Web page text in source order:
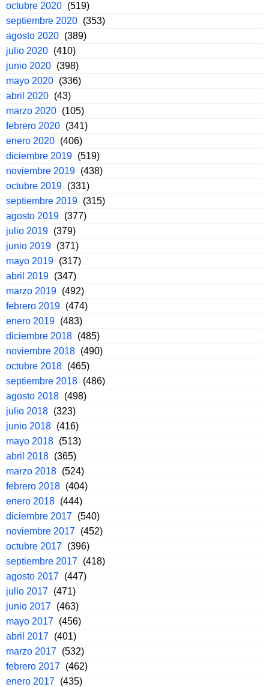
octubre 2020 (519)
septiembre 2020 (353)
agosto 2020 (389)
julio 2020 (410)
junio 2020 (398)
mayo 2020 (336)
abril 2020 (43)
marzo 2020 (105)
febrero 2020 (341)
enero 2020 (406)
diciembre 2019 (519)
noviembre 2019 (438)
octubre 2019 (331)
septiembre 2019 (315)
agosto 2019 (377)
julio 2019 (379)
junio 2019 (371)
mayo 2019 (317)
abril 2019 (347)
marzo 2019 (492)
febrero 2019 (474)
enero 2019 (483)
diciembre 2018 (485)
noviembre 2018 (490)
octubre 2018 (465)
septiembre 2018 (486)
agosto 2018 (498)
julio 2018 (323)
junio 2018 (416)
mayo 2018 (513)
abril 2018 (365)
marzo 2018 (524)
febrero 2018 (404)
enero 2018 (444)
diciembre 2017 (540)
noviembre 2017 (452)
octubre 2017 (396)
septiembre 2017 (418)
agosto 2017 (447)
julio 2017 (471)
junio 2017 (463)
mayo 2017 (456)
abril 2017 (401)
marzo 2017 (532)
febrero 2017 (462)
enero 2017 (435)